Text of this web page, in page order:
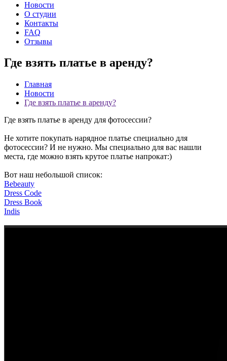
Новости
О студии
Контакты
FAQ
Отзывы
Где взять платье в аренду?
Главная
Новости
Где взять платье в аренду?
Где взять платье в аренду для фотосессии?
Не хотите покупать нарядное платье специально для
фотосессии? И не нужно. Мы специально для вас нашли
места, где можно взять крутое платье напрокат:)
Вот наш небольшой список:
Bebeauty
Dress Code
Dress Book
Indis